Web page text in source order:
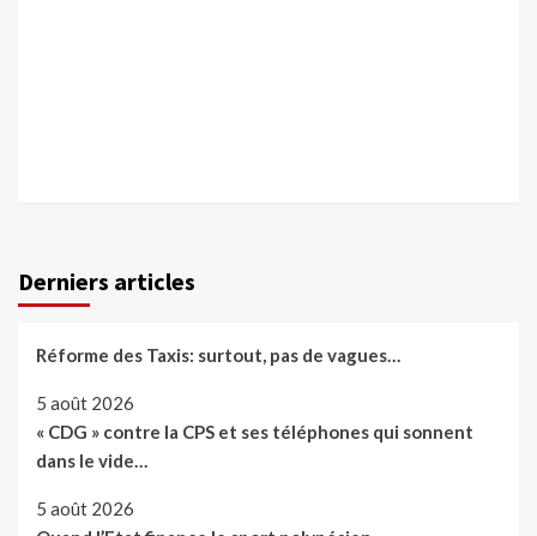
Derniers articles
Réforme des Taxis: surtout, pas de vagues…
5 août 2026
« CDG » contre la CPS et ses téléphones qui sonnent
dans le vide…
5 août 2026